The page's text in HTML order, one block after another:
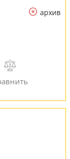
архив